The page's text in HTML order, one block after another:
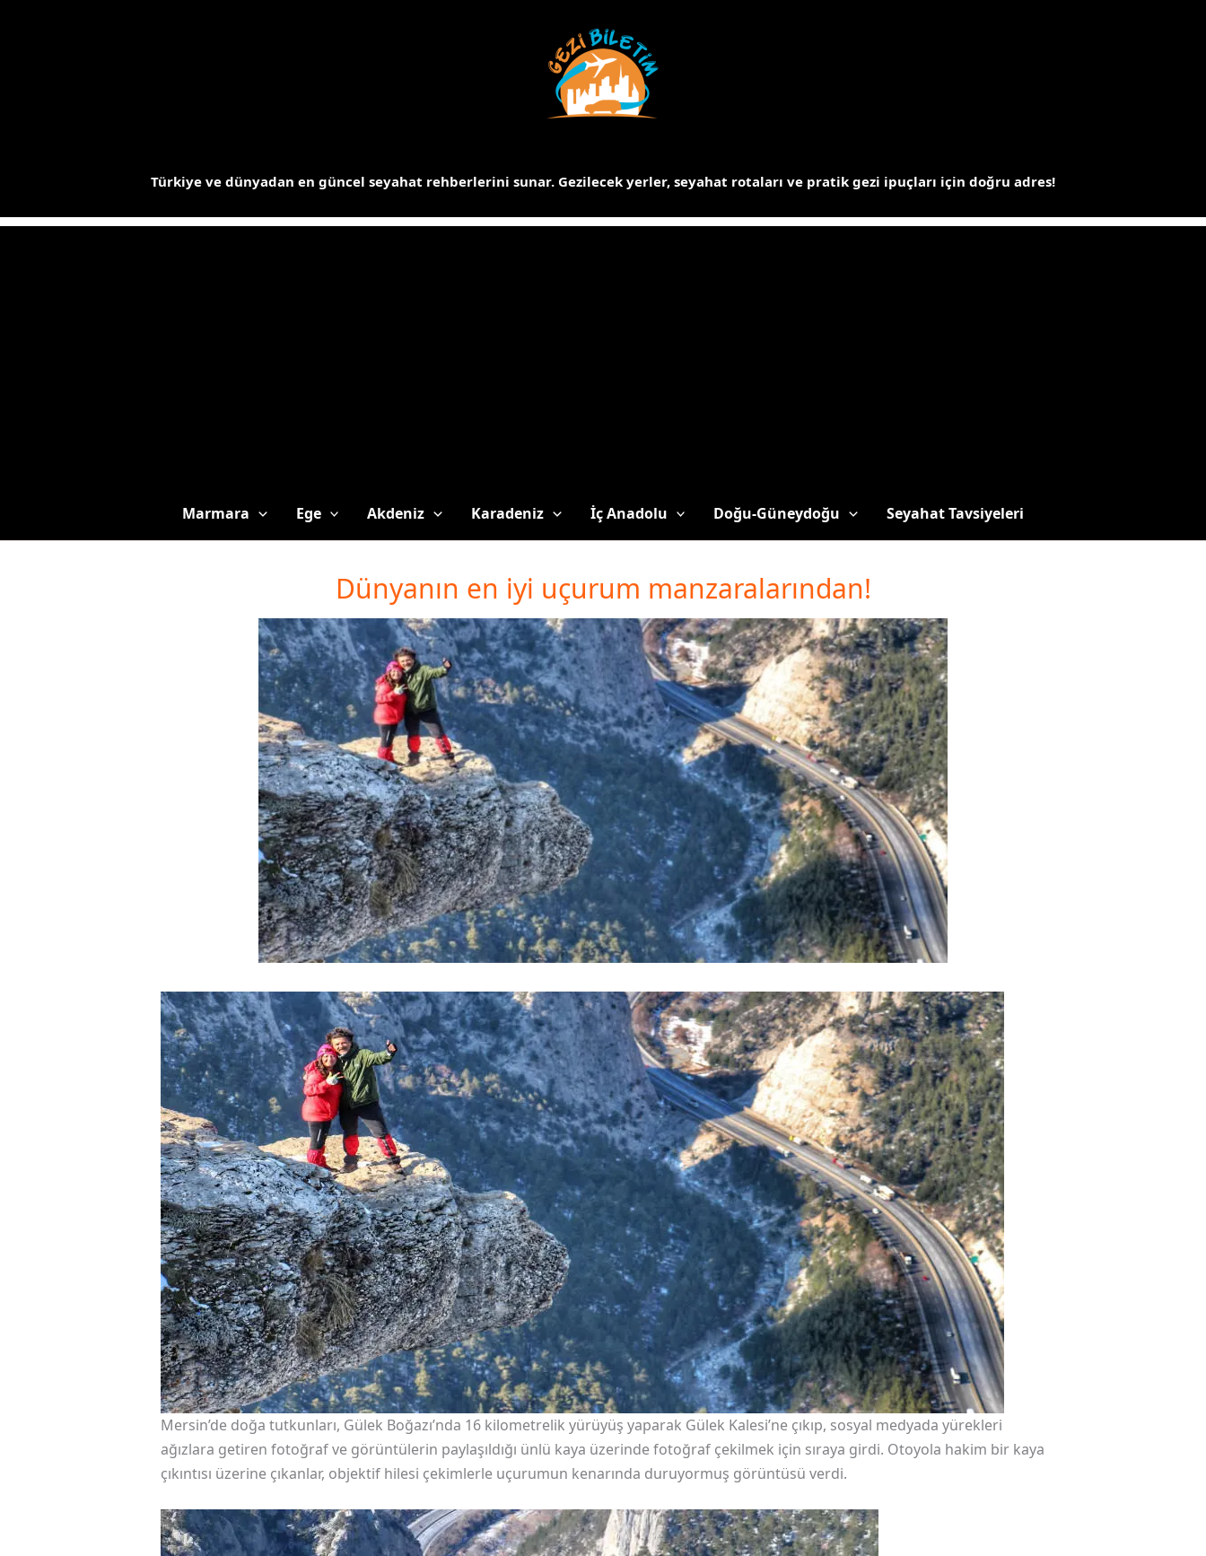
Türkiye ve dünyadan en güncel seyahat rehberlerini sunar. Gezilecek yerler, seyahat rotaları ve pratik gezi ipuçları için doğru adres!
Marmara Ege Akdeniz Karadeniz İç Anadolu Doğu-Güneydoğu Seyahat Tavsiyeleri
Dünyanın en iyi uçurum manzaralarından!
Mersin’de doğa tutkunları, Gülek Boğazı’nda 16 kilometrelik yürüyüş yaparak Gülek Kalesi’ne çıkıp, sosyal medyada yürekleri
ağızlara getiren fotoğraf ve görüntülerin paylaşıldığı ünlü kaya üzerinde fotoğraf çekilmek için sıraya girdi. Otoyola hakim bir kaya
çıkıntısı üzerine çıkanlar, objektif hilesi çekimlerle uçurumun kenarında duruyormuş görüntüsü verdi.